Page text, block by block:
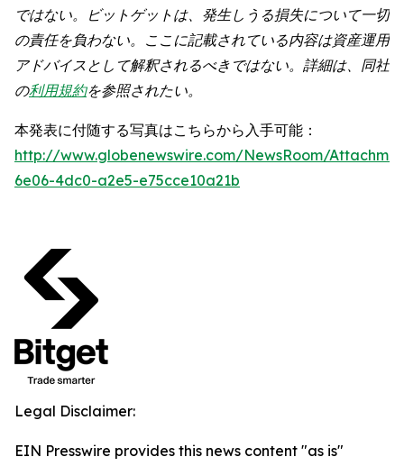
ではない。ビットゲットは、発生しうる損失について一切
の責任を負わない。ここに記載されている内容は資産運用
アドバイスとして解釈されるべきではない。詳細は、同社
の利用規約を参照されたい。
本発表に付随する写真はこちらから入手可能：
http://www.globenewswire.com/NewsRoom/
6e06-4dc0-a2e5-e75cce10a21b
Legal Disclaimer:
EIN Presswire provides this news content "as is"